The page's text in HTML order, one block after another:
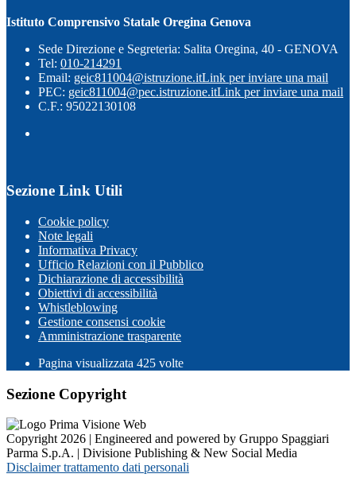
Istituto Comprensivo Statale Oregina Genova
Sede Direzione e Segreteria: Salita Oregina, 40 - GENOVA
Tel: 010-214291
Email: geic811004@istruzione.itLink per inviare una mail
PEC: geic811004@pec.istruzione.itLink per inviare una mail
C.F.: 95022130108
Sezione Link Utili
Cookie policy
Note legali
Informativa Privacy
Ufficio Relazioni con il Pubblico
Dichiarazione di accessibilità
Obiettivi di accessibilità
Whistleblowing
Gestione consensi cookie
Amministrazione trasparente
Pagina visualizzata 425 volte
Sezione Copyright
Copyright 2026 | Engineered and powered by Gruppo Spaggiari
Parma S.p.A. | Divisione Publishing & New Social Media
Disclaimer trattamento dati personali